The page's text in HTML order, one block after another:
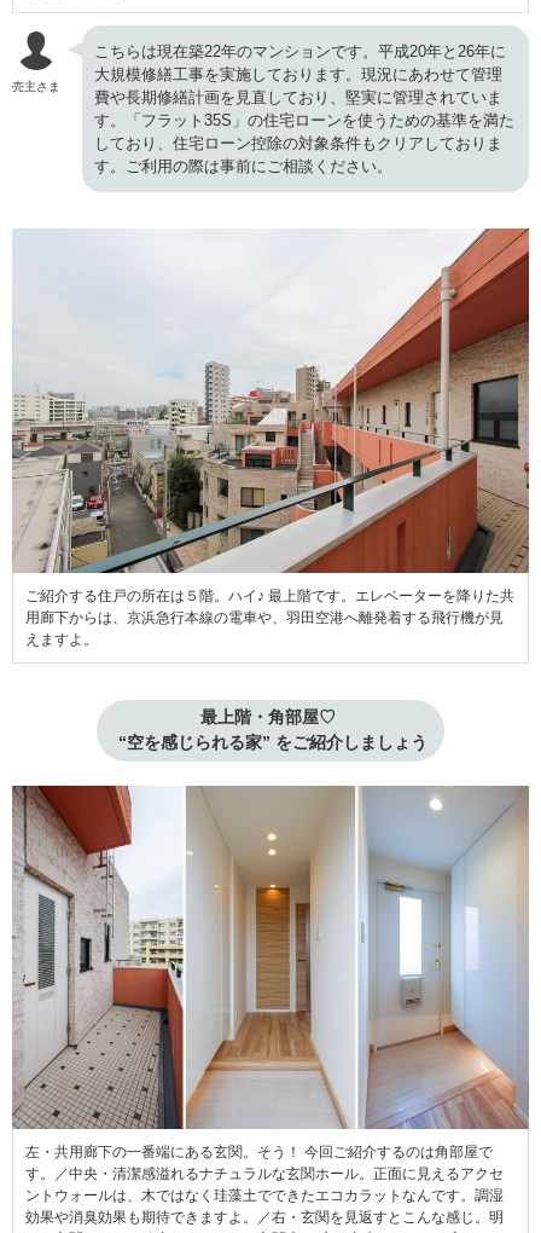
売主さま
こちらは現在築22年のマンションです。平成20年と26年に
大規模修繕工事を実施しております。現況にあわせて管理
費や長期修繕計画を見直しており、堅実に管理されていま
す。「フラット35S」の住宅ローンを使うための基準を満た
しており、住宅ローン控除の対象条件もクリアしておりま
す。ご利用の際は事前にご相談ください。
ご紹介する住戸の所在は５階。ハイ♪ 最上階です。エレベーターを降りた共
用廊下からは、京浜急行本線の電車や、羽田空港へ離発着する飛行機が見
えますよ。
最上階・角部屋♡
“空を感じられる家” をご紹介しましょう
左・共用廊下の一番端にある玄関。そう！ 今回ご紹介するのは角部屋で
す。／中央・清潔感溢れるナチュラルな玄関ホール。正面に見えるアクセ
ントウォールは、木ではなく珪藻土でできたエコカラットなんです。調湿
効果や消臭効果も期待できますよ。／右・玄関を見返すとこんな感じ。明